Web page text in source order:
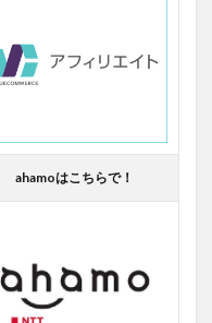
ahamoはこちらで！